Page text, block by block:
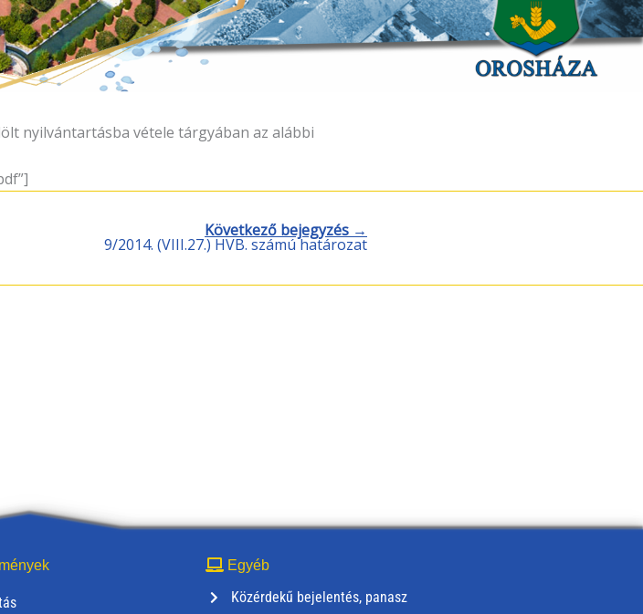
nyilvántartásba vétele tárgyában az alábbi
Következő bejegyzés →
9/2014. (VIII.27.) HVB. számú határozat
Egyéb
Közérdekű bejelentés, panasz